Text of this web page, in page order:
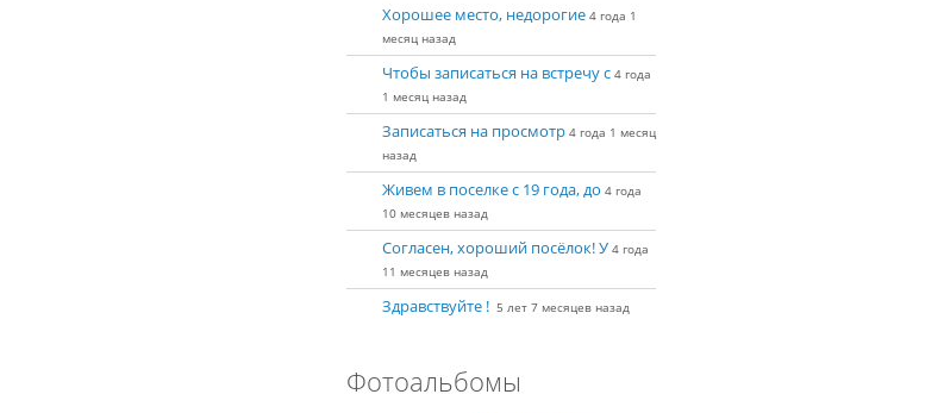
Хорошее место, недорогие 4 года 1
месяц назад
Чтобы записаться на встречу с 4 года
1 месяц назад
Записаться на просмотр 4 года 1 месяц
назад
Живем в поселке с 19 года, до 4 года
10 месяцев назад
Согласен, хороший посёлок! У 4 года
11 месяцев назад
Здравствуйте ! 5 лет 7 месяцев назад
Фотоальбомы